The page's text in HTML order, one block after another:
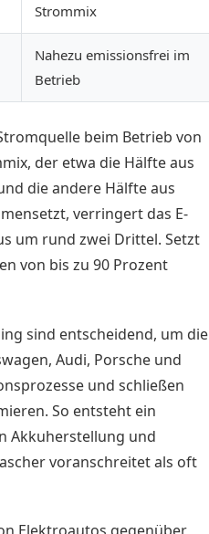
Strommix
Nahezu emissionsfrei im
Betrieb
beim Betrieb von
der etwa die Hälfte aus
die andere Hälfte aus
verringert das E-
um rund zwei Drittel. Setzt
von bis zu 90 Prozent
sind entscheidend, um die
Audi, Porsche und
und schließen
So entsteht ein
Akkuherstellung und
voranschreitet als oft